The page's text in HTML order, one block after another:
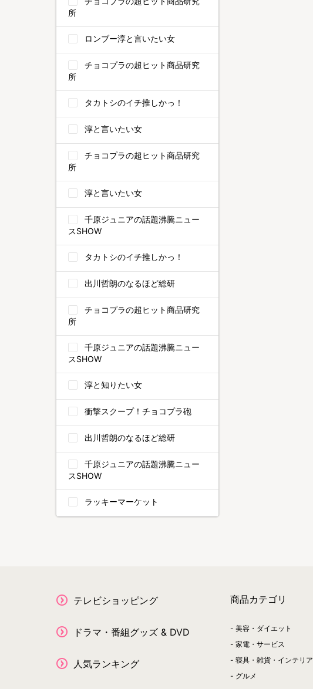
所
ロンブー淳と言いたい女
チョコプラの超ヒット商品研究
所
タカトシのイチ推しかっ！
淳と言いたい女
チョコプラの超ヒット商品研究
所
淳と言いたい女
千原ジュニアの話題沸騰ニュー
スSHOW
タカトシのイチ推しかっ！
出川哲朗のなるほど総研
チョコプラの超ヒット商品研究
所
千原ジュニアの話題沸騰ニュー
スSHOW
淳と知りたい女
衝撃スクープ！チョコプラ砲
出川哲朗のなるほど総研
千原ジュニアの話題沸騰ニュー
スSHOW
ラッキーマーケット
テレビショッピング
ドラマ・番組グッズ & DVD
人気ランキング
商品カテゴリ
美容・ダイエット
家電・サービス
寝具・雑貨・インテリア
グルメ